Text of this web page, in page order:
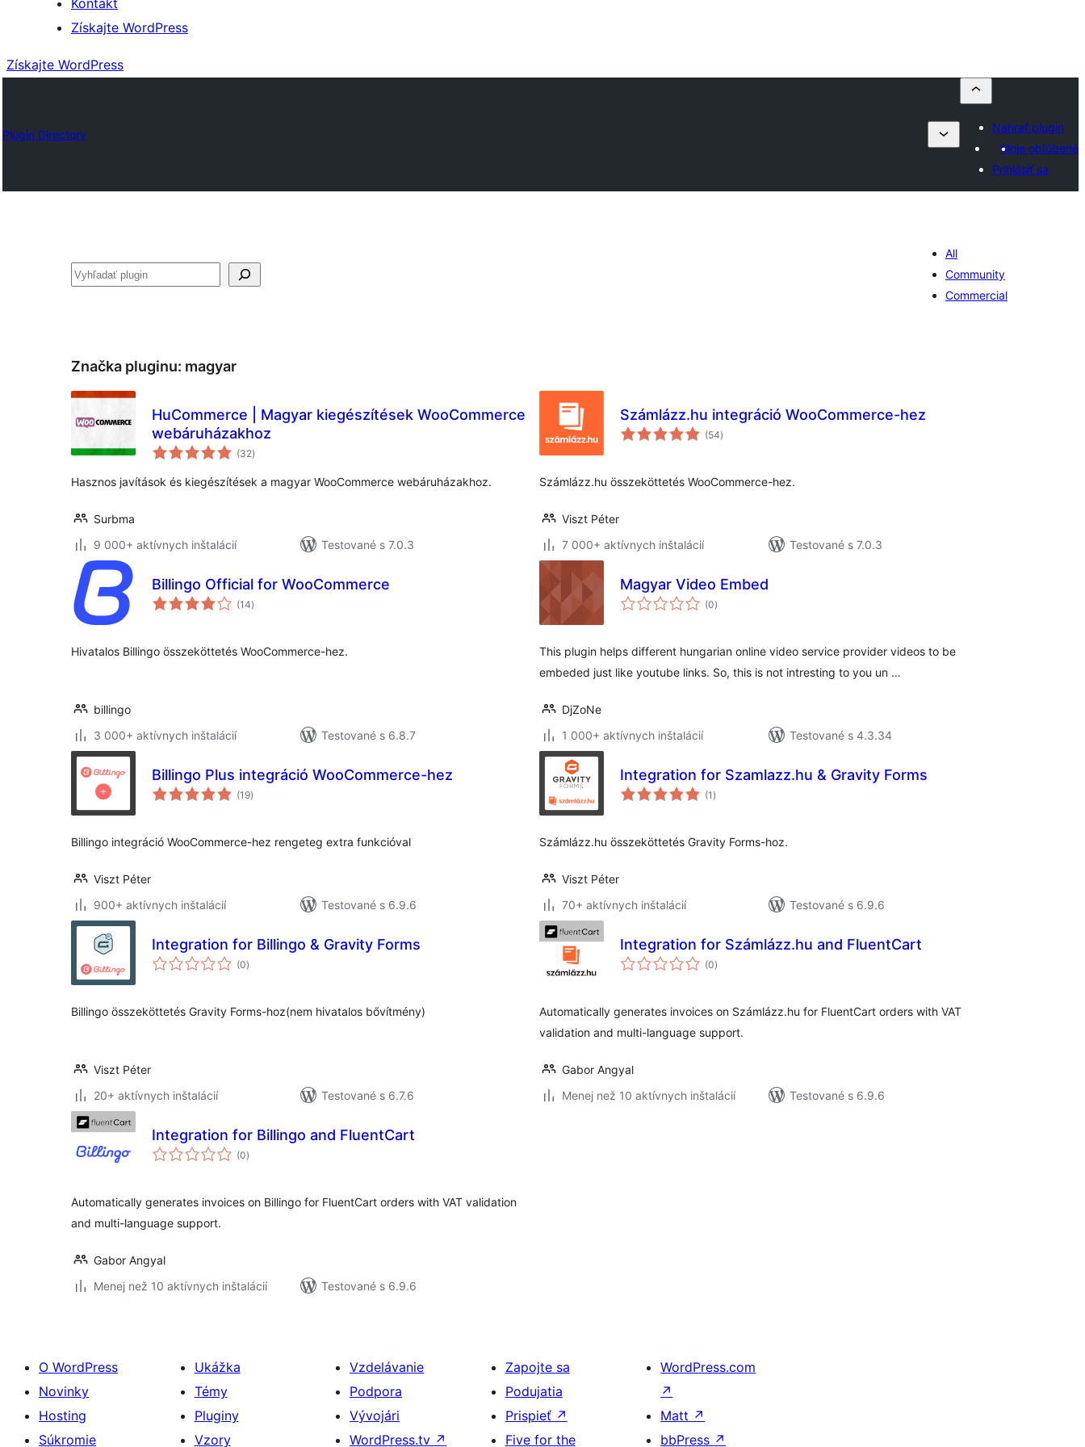
Kontakt
Získajte WordPress
Získajte WordPress
Plugin Directory
Nahrať plugin
Moje obľúbené
Prihlásiť sa
Hľadať
All
Community
Commercial
Značka pluginu: magyar
HuCommerce | Magyar kiegészítések WooCommerce
webáruházakhoz
(32celkové
hodnotenie
)
Hasznos javítások és kiegészítések a magyar WooCommerce webáruházakhoz.
Surbma
9 000+ aktívnych inštalácií
Testované s 7.0.3
Számlázz.hu integráció WooCommerce-hez
(54celkové
hodnotenie
)
Számlázz.hu összeköttetés WooCommerce-hez.
Viszt Péter
7 000+ aktívnych inštalácií
Testované s 7.0.3
Billingo Official for WooCommerce
(14celkové
hodnotenie
)
Hivatalos Billingo összeköttetés WooCommerce-hez.
billingo
3 000+ aktívnych inštalácií
Testované s 6.8.7
Magyar Video Embed
(0celkové
hodnotenie
)
This plugin helps different hungarian online video service provider videos to be
embeded just like youtube links. So, this is not intresting to you un …
DjZoNe
1 000+ aktívnych inštalácií
Testované s 4.3.34
Billingo Plus integráció WooCommerce-hez
(19celkové
hodnotenie
)
Billingo integráció WooCommerce-hez rengeteg extra funkcióval
Viszt Péter
900+ aktívnych inštalácií
Testované s 6.9.6
Integration for Szamlazz.hu & Gravity Forms
(1 celkové
hodnotenie
)
Számlázz.hu összeköttetés Gravity Forms-hoz.
Viszt Péter
70+ aktívnych inštalácií
Testované s 6.9.6
Integration for Billingo & Gravity Forms
(0celkové
hodnotenie
)
Billingo összeköttetés Gravity Forms-hoz(nem hivatalos bővítmény)
Viszt Péter
20+ aktívnych inštalácií
Testované s 6.7.6
Integration for Számlázz.hu and FluentCart
(0celkové
hodnotenie
)
Automatically generates invoices on Számlázz.hu for FluentCart orders with VAT
validation and multi-language support.
Gabor Angyal
Menej než 10 aktívnych inštalácií
Testované s 6.9.6
Integration for Billingo and FluentCart
(0celkové
hodnotenie
)
Automatically generates invoices on Billingo for FluentCart orders with VAT validation
and multi-language support.
Gabor Angyal
Menej než 10 aktívnych inštalácií
Testované s 6.9.6
O WordPress
Novinky
Hosting
Súkromie
Ukážka
Témy
Pluginy
Vzory
Vzdelávanie
Podpora
Vývojári
WordPress.tv ↗
Zapojte sa
Podujatia
Prispieť ↗
Five for the
WordPress.com
↗
Matt ↗
bbPress ↗